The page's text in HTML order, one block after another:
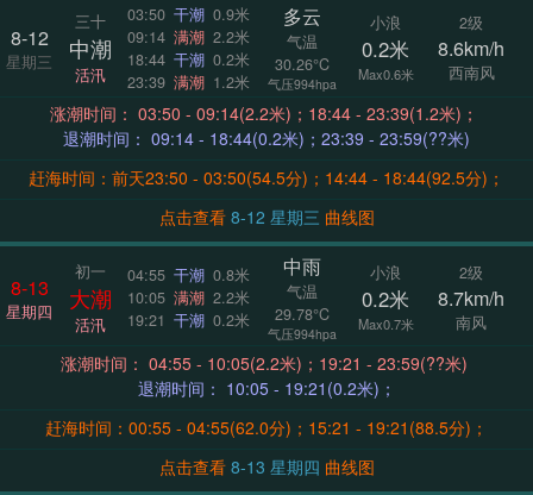
8-12
星期三
三十
中潮
活汛
03:50 干潮 0.9米
09:14 满潮 2.2米
18:44 干潮 0.2米
23:39 满潮 1.2米
多云
气温
30.26°C
气压994hpa
小浪
0.2米
Max0.6米
2级
8.6km/h
西南风
涨潮时间： 03:50 - 09:14(2.2米)；18:44 - 23:39(1.2米)；
退潮时间： 09:14 - 18:44(0.2米)；23:39 - 23:59(??米)
赶海时间：前天23:50 - 03:50(54.5分)；14:44 - 18:44(92.5分)；
点击查看
8-12 星期三 曲线图
8-13
星期四
初一
大潮
活汛
04:55 干潮 0.8米
10:05 满潮 2.2米
19:21 干潮 0.2米
中雨
气温
29.78°C
气压994hpa
小浪
0.2米
Max0.7米
2级
8.7km/h
南风
涨潮时间： 04:55 - 10:05(2.2米)；19:21 - 23:59(??米)
退潮时间： 10:05 - 19:21(0.2米)；
赶海时间：00:55 - 04:55(62.0分)；15:21 - 19:21(88.5分)；
点击查看
8-13 星期四 曲线图